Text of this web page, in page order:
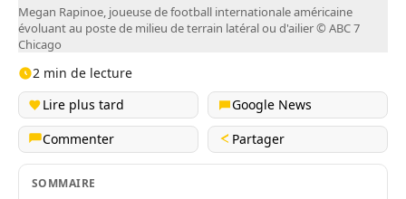
Megan Rapinoe, joueuse de football internationale américaine
évoluant au poste de milieu de terrain latéral ou d'ailier © ABC 7
Chicago
2 min de lecture
Lire plus tard
Google News
Commenter
Partager
SOMMAIRE